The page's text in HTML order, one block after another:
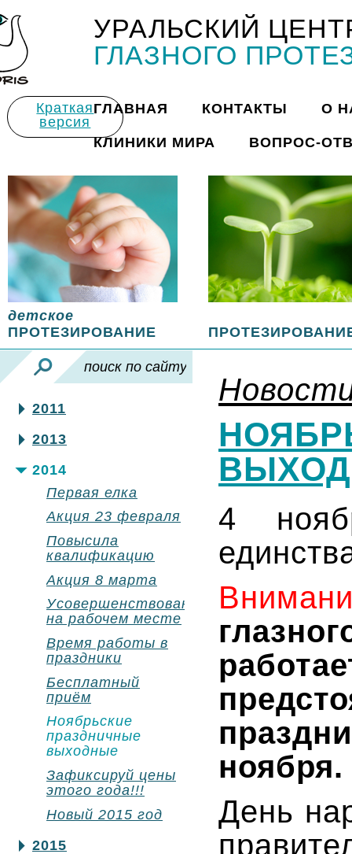
УРАЛЬСКИЙ
ГЛАЗНОГО
Краткая
версия
ГЛАВНАЯ КОНТАКТЫ О
КЛИНИКИ МИРА ВОПРОС-
детское
ПРОТЕЗИРОВАНИЕ
2011
2013
2014
Первая елка
Акция 23 февраля
Повысила
квалификацию
Акция 8 марта
Усовершенствования
на рабочем месте
Время работы в
праздники
Бесплатный
приём
Ноябрьские
праздничные
выходные
Зафиксируй цены
этого года!!!
Новый 2015 год
2015
4
ноября.
День